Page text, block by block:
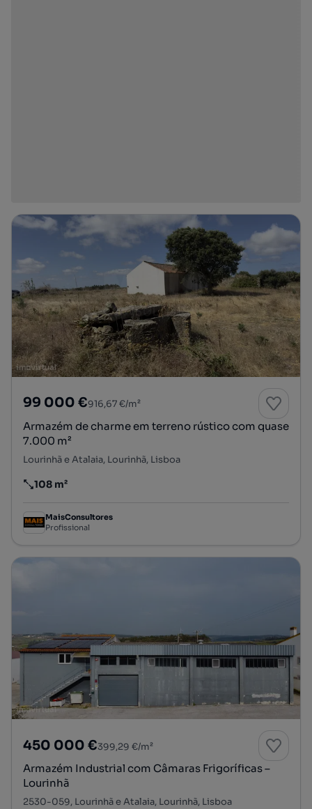
99 000 €916,67 €/m²
Armazém de charme em terreno rústico com quase
7.000 m²
Lourinhã e Atalaia, Lourinhã, Lisboa
Preço por metro quadrado
108 m²
MaisConsultores
Profissional
450 000 €399,29 €/m²
Armazém Industrial com Câmaras Frigoríficas –
Lourinhã
2530-059, Lourinhã e Atalaia, Lourinhã, Lisboa